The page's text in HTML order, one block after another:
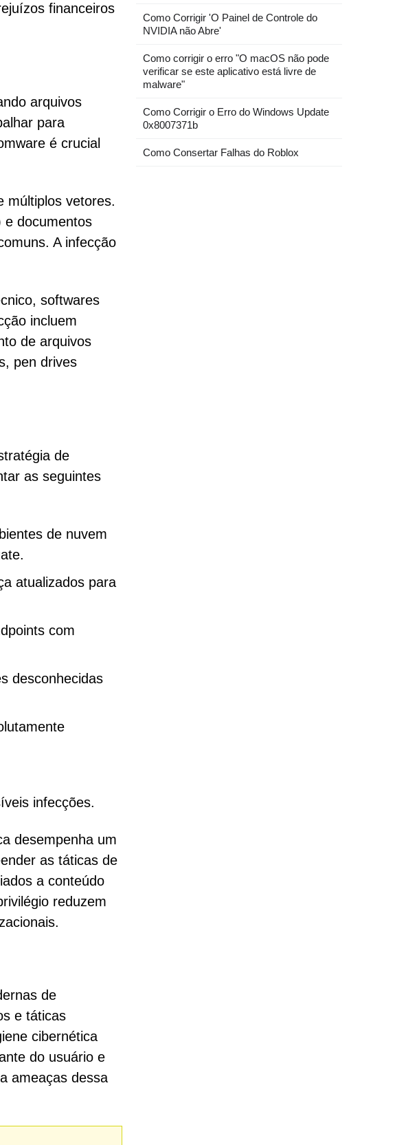
financeiros
arquivos
para
é crucial
múltiplos vetores.
e documentos
A infecção
softwares
incluem
de arquivos
pen drives
de
as seguintes
de nuvem
atualizados para
com
desconhecidas
infecções.
desempenha um
as táticas de
a conteúdo
reduzem
de
e táticas
cibernética
do usuário e
ameaças dessa
Como Corrigir 'O Painel de Controle do
NVIDIA não Abre'
Como corrigir o erro "O macOS não pode
verificar se este aplicativo está livre de
malware"
Como Corrigir o Erro do Windows Update
0x8007371b
Como Consertar Falhas do Roblox